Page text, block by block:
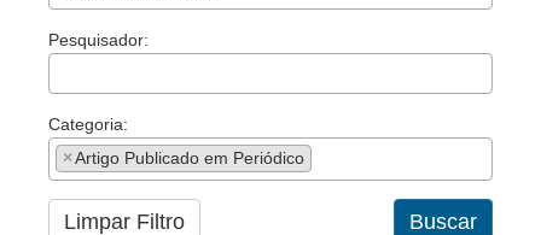
Pesquisador:
Categoria:
×Artigo Publicado em Periódico
Limpar Filtro Buscar